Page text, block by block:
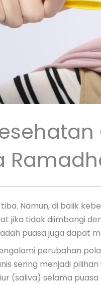
Namun, di balik
jika tidak diimbangi
puasa juga dapat
perubahan
sering menjadi
(saliva) selama